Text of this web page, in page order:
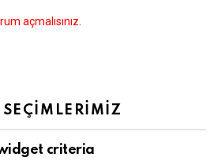
açmalısınız.
SEÇİMLERİMİZ
criteria